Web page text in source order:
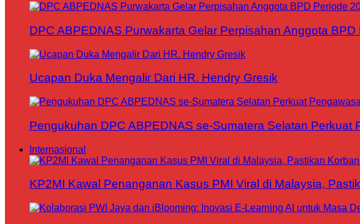
DPC ABPEDNAS Purwakarta Gelar Perpisahan Anggota
Ucapan Duka Mengalir Dari HR. Hendry Gresik
Pengukuhan DPC ABPEDNAS se-Sumatera Selatan
Internasional
KP2MI Kawal Penanganan Kasus PMI Viral di Malaysia,